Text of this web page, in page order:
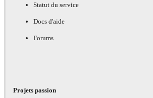
Statut du service
Docs d'aide
Forums
Projets passion